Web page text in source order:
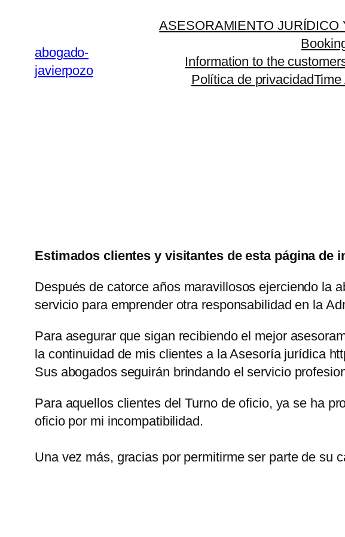
contenidoabogado-
javierpozo
ASESORAMIENTO JURÍDICO
Information to the
Política de privacidad
Estimados clientes y visitantes de esta página de
Después de catorce años maravillosos ejerciendo la
servicio para emprender otra responsabilidad en la
Para asegurar que sigan recibiendo el mejor
la continuidad de mis clientes a la Asesoría jurídica
Sus abogados seguirán brindando el servicio
Para aquellos clientes del Turno de oficio, ya se ha
oficio por mi incompatibilidad.
Una vez más, gracias por permitirme ser parte de su